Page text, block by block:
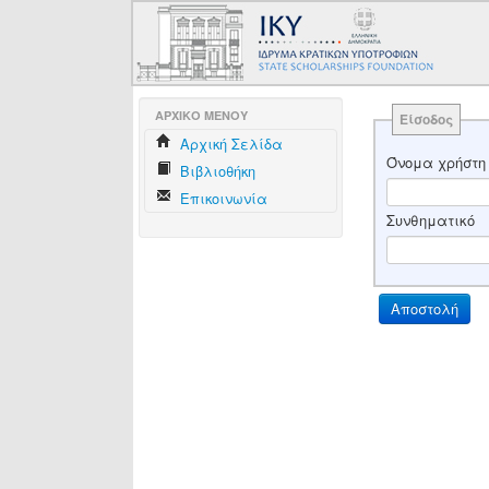
AΡΧΙΚΟ ΜΕΝΟΥ
Aρχική Σελίδα
Βιβλιοθήκη
Επικοινωνία
Είσοδος
Όνομα χρήστη
Συνθηματικό